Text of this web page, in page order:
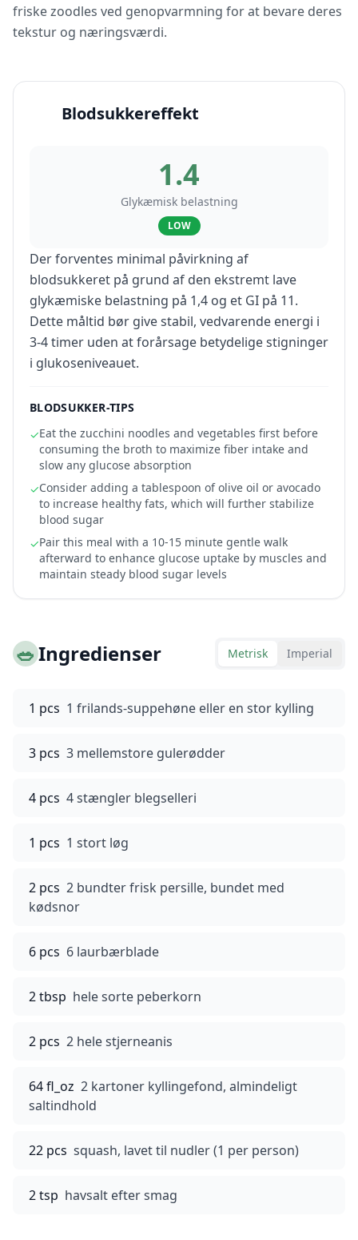
friske zoodles ved genopvarmning for at bevare deres
tekstur og næringsværdi.
Blodsukkereffekt
1.4
Glykæmisk belastning
LOW
Der forventes minimal påvirkning af
blodsukkeret på grund af den ekstremt lave
glykæmiske belastning på 1,4 og et GI på 11.
Dette måltid bør give stabil, vedvarende energi i
3-4 timer uden at forårsage betydelige stigninger
i glukoseniveauet.
BLODSUKKER-TIPS
✓Eat the zucchini noodles and vegetables first before
consuming the broth to maximize fiber intake and
slow any glucose absorption
✓Consider adding a tablespoon of olive oil or avocado
to increase healthy fats, which will further stabilize
blood sugar
✓Pair this meal with a 10-15 minute gentle walk
afterward to enhance glucose uptake by muscles and
maintain steady blood sugar levels
🥗Ingredienser Metrisk Imperial
1 pcs 1 frilands-suppehøne eller en stor kylling
3 pcs 3 mellemstore gulerødder
4 pcs 4 stængler blegselleri
1 pcs 1 stort løg
2 pcs 2 bundter frisk persille, bundet med
kødsnor
6 pcs 6 laurbærblade
2 tbsp hele sorte peberkorn
2 pcs 2 hele stjerneanis
64 fl_oz 2 kartoner kyllingefond, almindeligt
saltindhold
22 pcs squash, lavet til nudler (1 per person)
2 tsp havsalt efter smag